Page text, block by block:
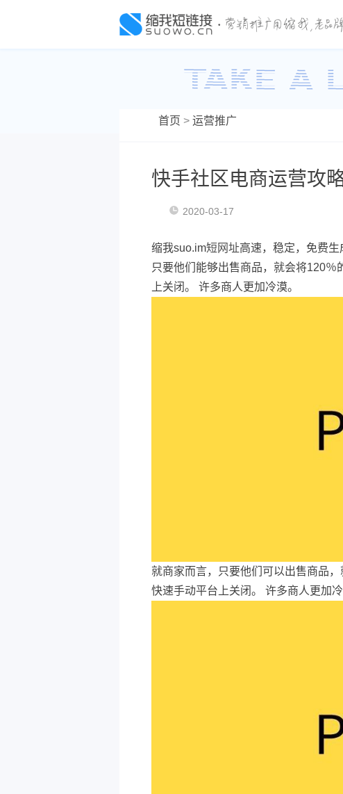
首页 > 运营推广
快手社区电商运营攻
2020-03-17
缩我suo.im短网址高速，稳定，免费生
只要他们能够出售商品，就会将120
上关闭。 许多商人更加冷漠。
就商家而言，只要他们可以出售商品
快速手动平台上关闭。 许多商人更加冷